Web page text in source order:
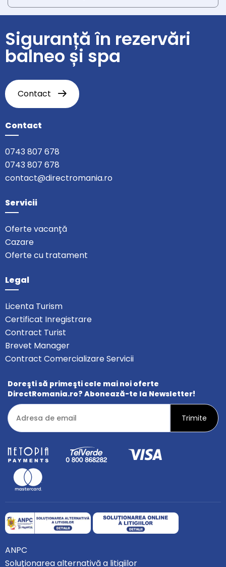
Siguranță în rezervări
balneo și spa
Contact
Contact
0743 807 678
0743 807 678
contact@directromania.ro
Servicii
Oferte vacanță
Cazare
Oferte cu tratament
Legal
Licenta Turism
Certificat Inregistrare
Contract Turist
Brevet Manager
Contract Comercializare Servicii
Doreşti să primeşti cele mai noi oferte
DirectRomania.ro? Abonează-te la Newsletter!
ANPC
Soluționarea alternativă a litigiilor